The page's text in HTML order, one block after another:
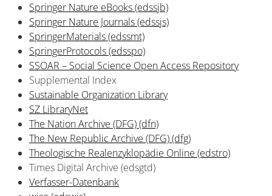
Springer Nature eBooks (edssjb)
Springer Nature Journals (edssjs)
SpringerMaterials (edssmt)
SpringerProtocols (edsspo)
SSOAR – Social Science Open Access Repository
Supplemental Index
Sustainable Organization Library
SZ LibraryNet
The Nation Archive (DFG) (dfn)
The New Republic Archive (DFG) (dfg)
Theologische Realenzyklopädie Online (edstro)
Times Digital Archive (edsgtd)
Verfasser-Datenbank